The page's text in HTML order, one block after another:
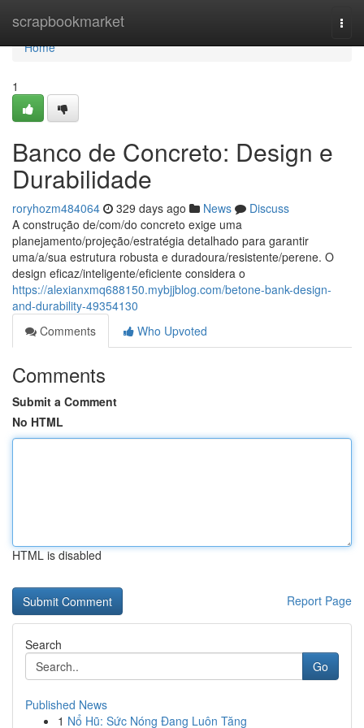
scrapbookmarket
Home
Home
1
Banco de Concreto: Design e
Durabilidade
roryhozm484064 329 days ago News
Discuss
A construção de/com/do concreto exige uma
planejamento/projeção/estratégia detalhado para garantir
uma/a/sua estrutura robusta e duradoura/resistente/perene. O
design eficaz/inteligente/eficiente considera o
https://alexianxmq688150.mybjjblog.com/betone-bank-design-
and-durability-49354130
Comments
Who Upvoted
Comments
Submit a Comment
No HTML
HTML is disabled
Report Page
Search
Go
Published News
1 Nổ Hũ: Sức Nóng Đang Luôn Tăng